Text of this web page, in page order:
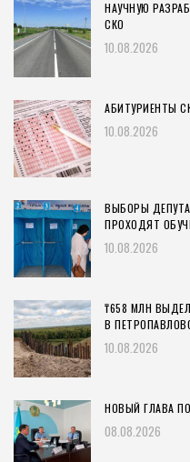
НАУЧНУЮ
СКО
10.08.2026
АБИТУРИЕНТЫ
10.08.2026
ВЫБОРЫ
ПРОХОДЯТ
10.08.2026
₸658 МЛН
В
10.08.2026
НОВЫЙ ГЛАВА
08.08.2026